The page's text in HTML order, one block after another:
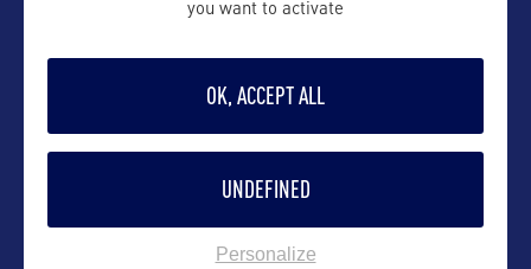
DANS LA MÊME CATEGORIE
you want to activate
OK, ACCEPT ALL
UNDEFINED
Personalize